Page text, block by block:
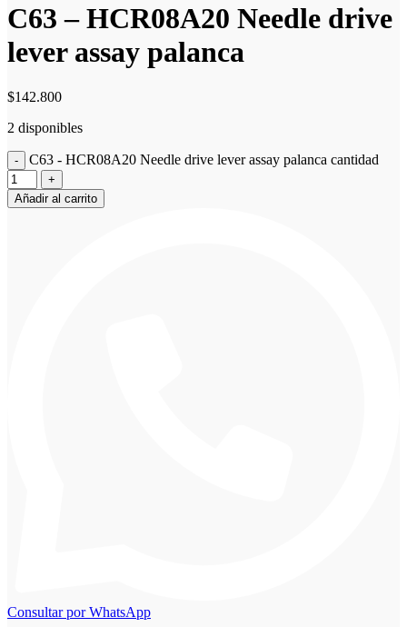
C63 – HCR08A20 Needle drive
lever assay palanca
$142.800
2 disponibles
C63 - HCR08A20 Needle drive lever assay palanca cantidad
Añadir al carrito
Consultar por WhatsApp